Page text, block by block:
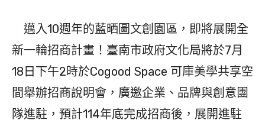
邁入10週年的藍晒圖文創園區，即將展開全
新一輪招商計畫！臺南市政府文化局將於7月
18日下午2時於Cogood Space 可庫美學共享空
間舉辦招商說明會，廣邀企業、品牌與創意團
隊進駐，預計114年底完成招商後，展開進駐